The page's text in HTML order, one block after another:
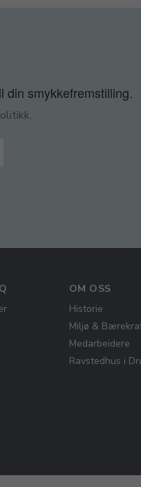
din smykkefremstilling.
OM OSS
Historie
Miljø &
Medarbeidere
Ravstedhus i